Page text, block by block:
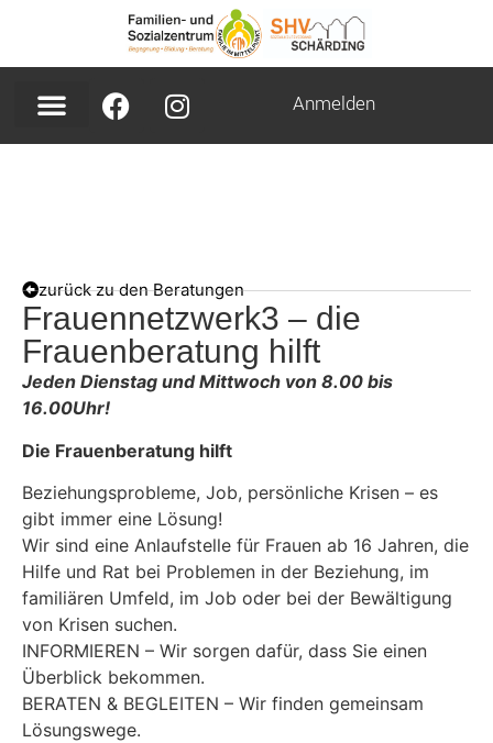
Anmelden
zurück zu den Beratungen
Frauennetzwerk3 – die
Frauenberatung hilft
Jeden Dienstag und Mittwoch von 8.00 bis
16.00Uhr!
Die Frauenberatung hilft
Beziehungsprobleme, Job, persönliche Krisen – es
gibt immer eine Lösung!
Wir sind eine Anlaufstelle für Frauen ab 16 Jahren, die
Hilfe und Rat bei Problemen in der Beziehung, im
familiären Umfeld, im Job oder bei der Bewältigung
von Krisen suchen.
INFORMIEREN – Wir sorgen dafür, dass Sie einen
Überblick bekommen.
BERATEN & BEGLEITEN – Wir finden gemeinsam
Lösungswege.